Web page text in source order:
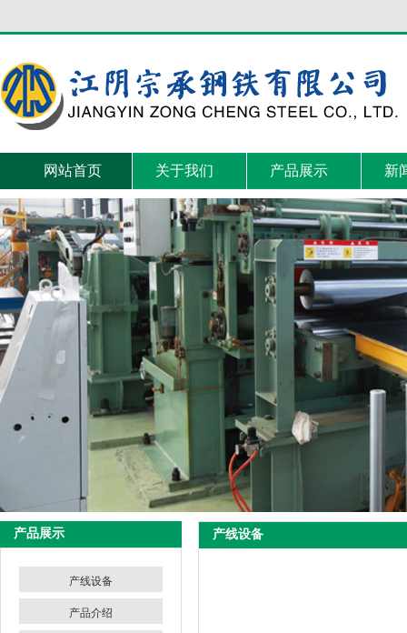
网站首页 关于我们 产品展示 新
产品展示
产线设备
产品介绍
产线设备